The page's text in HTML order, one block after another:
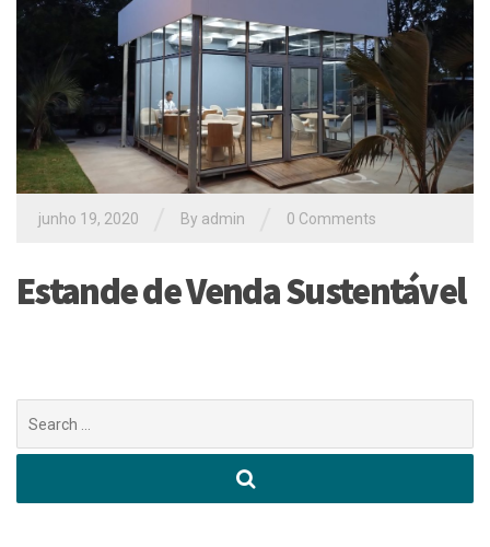
junho 19, 2020 By admin 0 Comments
Estande de Venda Sustentável
por: